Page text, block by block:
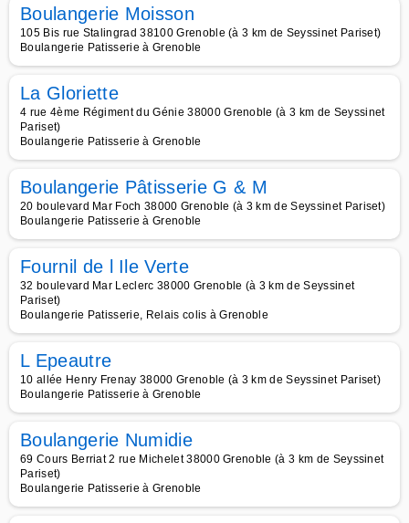
Boulangerie Moisson
105 Bis rue Stalingrad 38100 Grenoble (à 3 km de Seyssinet Pariset)
Boulangerie Patisserie à Grenoble
La Gloriette
4 rue 4ème Régiment du Génie 38000 Grenoble (à 3 km de Seyssinet
Pariset)
Boulangerie Patisserie à Grenoble
Boulangerie Pâtisserie G & M
20 boulevard Mar Foch 38000 Grenoble (à 3 km de Seyssinet Pariset)
Boulangerie Patisserie à Grenoble
Fournil de l Ile Verte
32 boulevard Mar Leclerc 38000 Grenoble (à 3 km de Seyssinet
Pariset)
Boulangerie Patisserie, Relais colis à Grenoble
L Epeautre
10 allée Henry Frenay 38000 Grenoble (à 3 km de Seyssinet Pariset)
Boulangerie Patisserie à Grenoble
Boulangerie Numidie
69 Cours Berriat 2 rue Michelet 38000 Grenoble (à 3 km de Seyssinet
Pariset)
Boulangerie Patisserie à Grenoble